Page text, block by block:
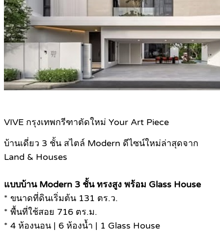
VIVE กรุงเทพกรีฑาตัดใหม่ Your Art Piece
บ้านเดี่ยว 3 ชั้น สไตล์ Modern ดีไซน์ใหม่ล่าสุดจาก
Land & Houses
แบบบ้าน Modern 3 ชั้น ทรงสูง พร้อม Glass House
* ขนาดที่ดินเริ่มต้น 131 ตร.ว.
* พื้นที่ใช้สอย 716 ตร.ม.
* 4 ห้องนอน | 6 ห้องน้ำ | 1 Glass House